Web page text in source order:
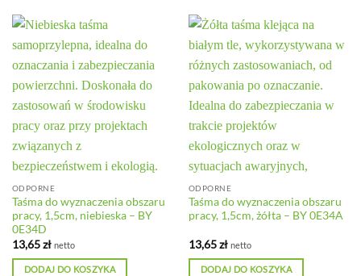
ODPORNE
Taśma do wyznaczenia obszaru
pracy, 1,5cm, niebieska – BY
0E34D
13,65zł netto
DODAJ DO KOSZYKA
ODPORNE
Taśma do wyznaczenia obszaru
pracy, 1,5cm, żółta – BY 0E34A
13,65zł netto
DODAJ DO KOSZYKA